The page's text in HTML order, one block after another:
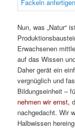
Nun, was „Natur“
Erwachsenen
auf das Wissen
Daher gerät ein
vergnüglich und
Bildungseinheit –
nehmen wir ernst,
nachgedacht. Wir
Halbwissen